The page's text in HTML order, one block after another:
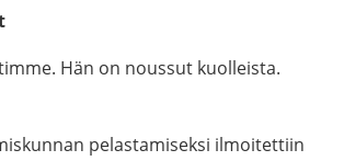
Hän on noussut kuolleista.
pelastamiseksi ilmoitettiin